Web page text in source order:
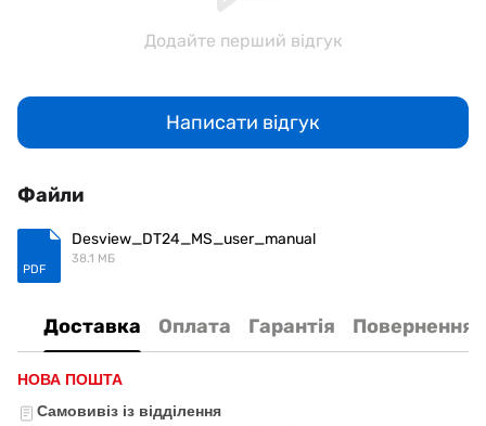
Додайте перший відгук
Написати відгук
Файли
PDF
Desview_DT24_MS_user_manual
38.1 МБ
Доставка Оплата Гарантія Повернення
НОВА ПОШТА
Самовивіз із відділення